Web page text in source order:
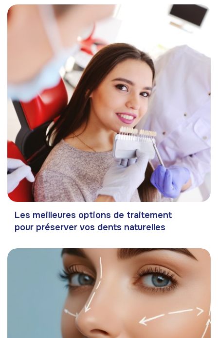
Les meilleures options de traitement
pour préserver vos dents naturelles